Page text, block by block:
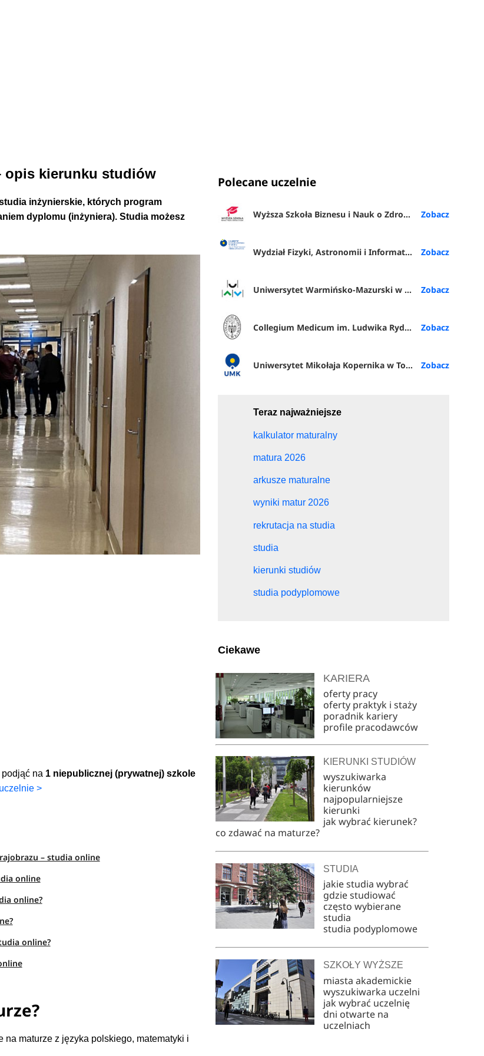
opis kierunku studiów
inżynierskie, których program
dyplomu (inżyniera). Studia możesz
na 1 niepublicznej (prywatnej) szkole
>
– studia online
online
online?
online?
maturze z języka polskiego, matematyki i
Polecane uczelnie
Wyższa Szkoła Biznesu i Nauk o Zdrowiu w Łodzi
Wydział Fizyki, Astronomii i Informatyki Stosowanej
Uniwersytet Warmińsko-Mazurski w Olsztynie
Collegium Medicum im. Ludwika Rydygiera w Bydgoszczy
Uniwersytet Mikołaja Kopernika w Toruniu
Teraz najważniejsze
kalkulator maturalny
matura 2026
arkusze maturalne
wyniki matur 2026
rekrutacja na studia
studia
kierunki studiów
studia podyplomowe
Ciekawe
KARIERA
oferty pracy
oferty praktyk i staży
poradnik kariery
profile pracodawców
KIERUNKI STUDIÓW
wyszukiwarka
kierunków
najpopularniejsze
kierunki
jak wybrać kierunek?
co zdawać na maturze?
STUDIA
jakie studia wybrać
gdzie studiować
często wybierane
studia
studia podyplomowe
SZKOŁY WYŻSZE
miasta akademickie
wyszukiwarka uczelni
jak wybrać uczelnię
dni otwarte na
uczelniach